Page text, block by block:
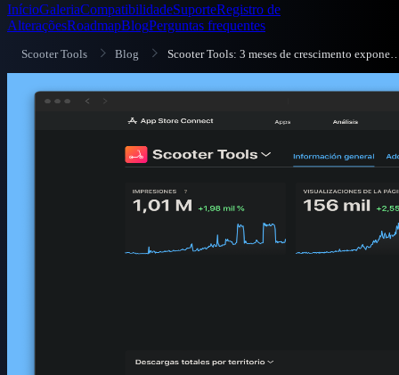
InícioGaleriaCompatibilidadeSuporteRegistro de
AlteraçõesRoadmapBlogPerguntas frequentes
Scooter Tools Blog Scooter Tools: 3 meses de